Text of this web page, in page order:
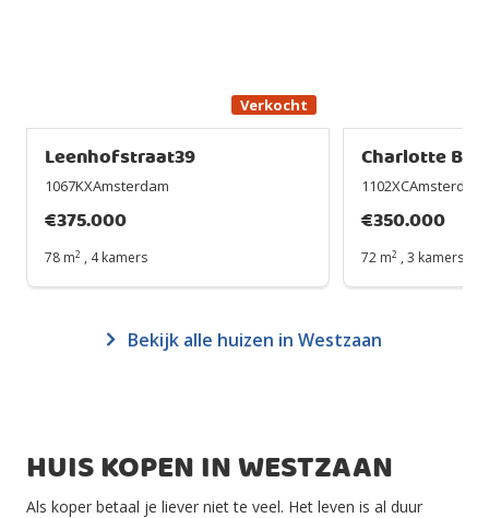
Verkocht
Leenhofstraat39
1067KXAmsterdam
€375.000
78 m2 , 4 kamers
Charlotte
1102XCAmsterdam
€350.000
72 m2 , 3 kamers
Bekijk alle huizen in Westzaan
HUIS KOPEN IN WESTZAAN
Als koper betaal je liever niet te veel. Het leven is al duur